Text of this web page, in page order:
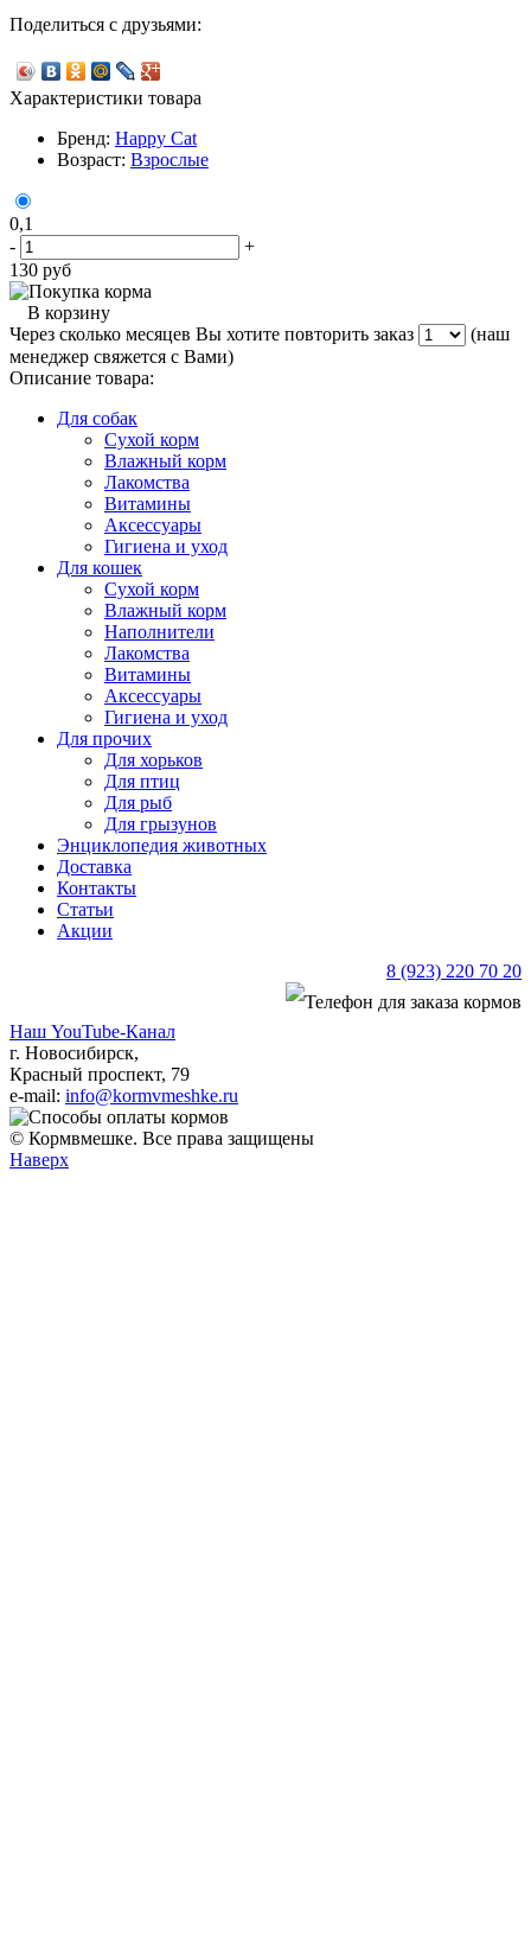
Поделиться с друзьями:
Характеристики товара
Бренд: Happy Cat
Возраст: Взрослые
0,1
-
+
130 руб
В корзину
Через сколько месяцев Вы хотите повторить заказ
(наш
менеджер свяжется с Вами)
Описание товара:
Для собак
Сухой корм
Влажный корм
Лакомства
Витамины
Аксессуары
Гигиена и уход
Для кошек
Сухой корм
Влажный корм
Наполнители
Лакомства
Витамины
Аксессуары
Гигиена и уход
Для прочих
Для хорьков
Для птиц
Для рыб
Для грызунов
Энциклопедия животных
Доставка
Контакты
Статьи
Акции
8 (923) 220 70 20
Наш YouTube-Канал
г. Новосибирск,
Красный проспект, 79
e-mail: info@kormvmeshke.ru
© Кормвмешке. Все права защищены
Наверх